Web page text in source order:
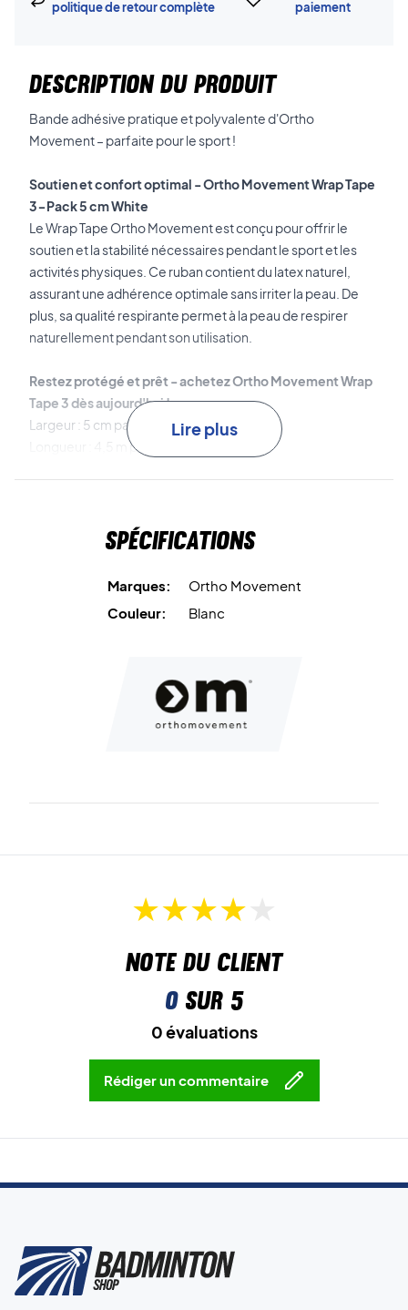
politique de retour complète paiement
DESCRIPTION DU PRODUIT
Bande adhésive pratique et polyvalente d'Ortho
Movement – parfaite pour le sport !
Soutien et confort optimal - Ortho Movement Wrap Tape
3-Pack 5 cm White
Le Wrap Tape Ortho Movement est conçu pour offrir le
soutien et la stabilité nécessaires pendant le sport et les
activités physiques. Ce ruban contient du latex naturel,
assurant une adhérence optimale sans irriter la peau. De
plus, sa qualité respirante permet à la peau de respirer
naturellement pendant son utilisation.
Restez protégé et prêt - achetez Ortho Movement Wrap
Tape 3 dès aujourd'hui !
Largeur : 5 cm par rouleau.
Longueur : 4,5 m par rouleau.
Lire plus
Spécifications
Marques:
Ortho Movement
Couleur:
Blanc
Note du client
0sur 5
0 évaluations
Rédiger un commentaire